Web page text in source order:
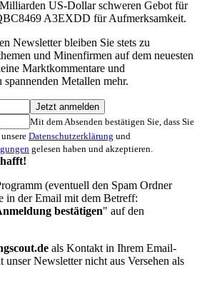
US-Dollar schweren Gebot für
A3EXDD für Aufmerksamkeit.
Newsletter bleiben Sie stets zu
und Minenfirmen auf dem neuesten
Marktkommentare und
Metallen mehr.
Jetzt anmelden
Mit dem Absenden bestätigen Sie, dass Sie
unsere Datenschutzerklärung und
gelesen haben und akzeptieren.
(eventuell den Spam Ordner
in der Email mit dem Betreff:
bestätigen" auf den
als Kontakt in Ihrem Email-
unser Newsletter nicht aus Versehen als